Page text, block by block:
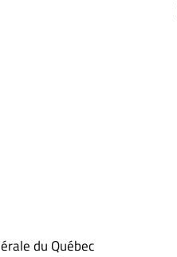
du Québec